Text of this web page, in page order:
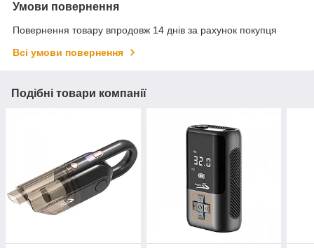
Умови повернення
Повернення товару впродовж 14 днів за рахунок покупця
Всі умови повернення
Подібні товари компанії